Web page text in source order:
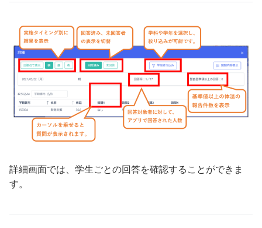
詳細画面では、学生ごとの回答を確認することができま
す。